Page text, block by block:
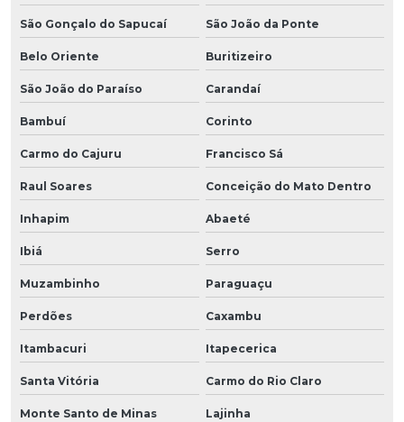
São Gonçalo do Sapucaí São João da Ponte
Belo Oriente Buritizeiro
São João do Paraíso Carandaí
Bambuí Corinto
Carmo do Cajuru Francisco Sá
Raul Soares Conceição do Mato Dentro
Inhapim Abaeté
Ibiá Serro
Muzambinho Paraguaçu
Perdões Caxambu
Itambacuri Itapecerica
Santa Vitória Carmo do Rio Claro
Monte Santo de Minas Lajinha